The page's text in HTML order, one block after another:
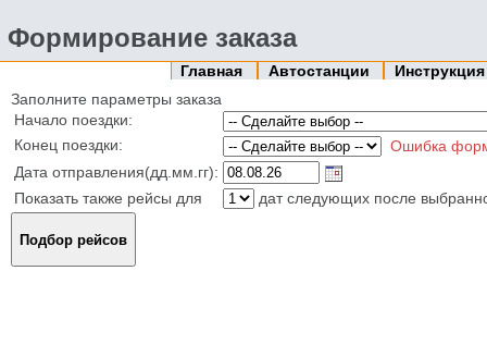
Формирование заказа
Главная Автостанции
Заполните параметры заказа
Начало поездки:
Конец поездки:
Ошибка
Дата отправления(дд.мм.гг):
Показать также рейсы для
дат следующих после